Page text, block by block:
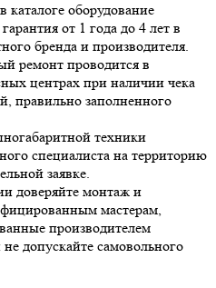
каталоге оборудование
от 1 года до 4 лет в
бренда и производителя.
ремонт проводится в
центрах при наличии чека
правильно заполненного
техники
специалиста на территорию
заявке.
доверяйте монтаж и
мастерам,
производителем
допускайте самовольного